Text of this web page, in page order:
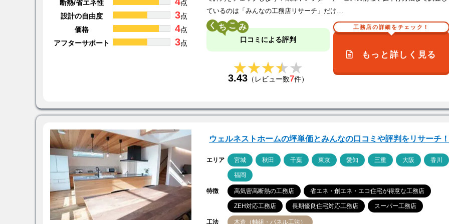
断熱/省エネ性
点
設計の自由度
3点
価格
4点
アフターサポート
3点
ているのは「みんなの工務店リサーチ」だけ…
く こ
口コミによる評判
★★★★★
★★★★★
3.43 （レビュー数7件）
工務店の詳細をチェック！
もっと詳しく見る
ウェルネストホームの坪単価とみんなの口コミや評判をリサーチ
エリア 宮城 秋田 千葉 東京 愛知 三重 大阪 香川
福岡
特徴 高気密高断熱の工務店 省エネ・創エネ・エコ住宅が得意な工務店
ZEH対応工務店 長期優良住宅対応工務店 スーパー工務店
工法 木造（軸組・パネル工法）